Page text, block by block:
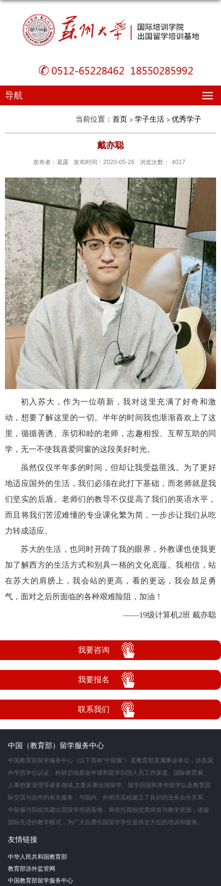
导航
当前位置： 首页 学子生活 优秀学子
戴亦聪
发布者：葛露 发布时间：2020-05-26 浏览次数： 4017
初入苏大，作为一位萌新，我对这里充满了好奇和激
动，想要了解这里的一切。半年的时间我也渐渐喜欢上了这
里，循循善诱、亲切和睦的老师，志趣相投、互帮互助的同
学，无一不使我喜爱同窗的这段美好时光。
虽然仅仅半年多的时间，但却让我受益匪浅。为了更好
地适应国外的生活，我们必须在此打下基础，而老师就是我
们坚实的后盾。老师们的教导不仅提高了我们的英语水平，
而且将我们苦涩难懂的专业课化繁为简，一步步让我们从吃
力转成适应。
苏大的生活，也同时开阔了我的眼界，外教课也使我更
加了解西方的生活方式和别具一格的文化底蕴。我相信，站
在苏大的肩膀上，我会站的更高，看的更远，我会鼓足勇
气，面对之后所面临的各种艰难险阻，加油！
——19级计算机2班 戴亦聪
我要咨询
我要报名
联系我们
中国（教育部）留学服务中心
中国教育部留学服务中心（以下简称“中留服”）是教育部直属事业单位，涉及国
外学历学位认证、科研启动基金申请和留学归国人员工作派遣、国际教育展、
人事档案管理等诸多领域,主要从事出国留学、留学回国和来华留学以及教育国
际交流与合作的有关服务，与国内、外相关高校建立了良好的业务合作关系。
中留服与我校共建出国留学培训基地，将依托我校优质师资与教学资源，借鉴
国际先进的教学模式，为广大自费出国留学学生提供全方位的培训和服务。
友情链接
中华人民共和国教育部
教育部涉外监管网
中国教育部留学服务中心